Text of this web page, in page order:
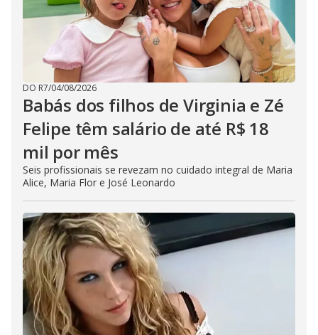
DO R7/04/08/2026
Babás dos filhos de Virginia e Zé
Felipe têm salário de até R$ 18
mil por mês
Seis profissionais se revezam no cuidado integral de Maria
Alice, Maria Flor e José Leonardo